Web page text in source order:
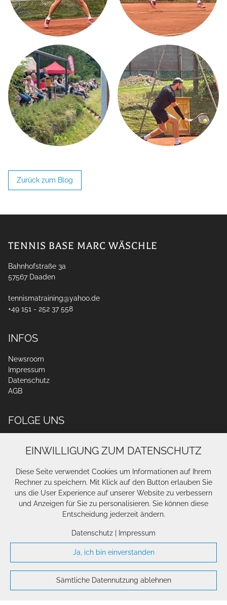
Zurück zum Blog
EINWILLIGUNG ZUM DATENSCHUTZ
Diese Seite verwendet Cookies um Informationen auf Ihrem
Rechner zu speichern. Mit Klick auf den Button erlauben Sie
uns die User Experience auf unserer Website zu verbessern
und Anzeigen für Sie zu personalisieren. Sie können diese
Entscheidung jederzeit ändern.
Datenschutz Impressum
Ja, ich bin einverstanden
Sämtliche Datennutzung ablehnen
TENNIS BASE MARC WÄSCHLE
Bahnhofstraße 3a
57567 Daaden
tennismatraining@yahoo.de
+49 151 - 252 37 558
INFOS
Newsroom
Impressum
Datenschutz
AGB
FOLGE UNS